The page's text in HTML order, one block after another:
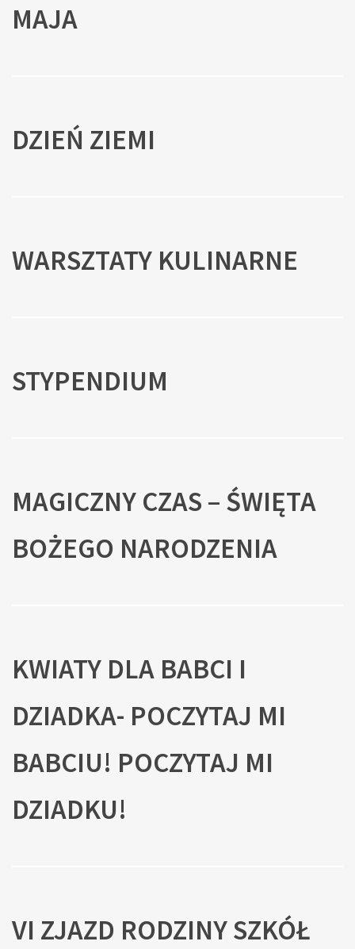
MAJA
DZIEŃ ZIEMI
WARSZTATY KULINARNE
STYPENDIUM
MAGICZNY CZAS – ŚWIĘTA
BOŻEGO NARODZENIA
KWIATY DLA BABCI I
DZIADKA- POCZYTAJ MI
BABCIU! POCZYTAJ MI
DZIADKU!
VI ZJAZD RODZINY SZKÓŁ